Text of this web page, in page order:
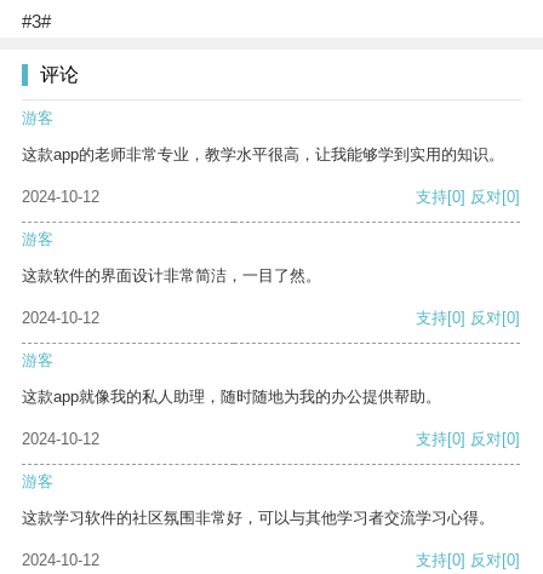
#3#
评论
游客
这款app的老师非常专业，教学水平很高，让我能够学到实用的知识。
2024-10-12 支持[0] 反对[0]
游客
这款软件的界面设计非常简洁，一目了然。
2024-10-12 支持[0] 反对[0]
游客
这款app就像我的私人助理，随时随地为我的办公提供帮助。
2024-10-12 支持[0] 反对[0]
游客
这款学习软件的社区氛围非常好，可以与其他学习者交流学习心得。
2024-10-12 支持[0] 反对[0]